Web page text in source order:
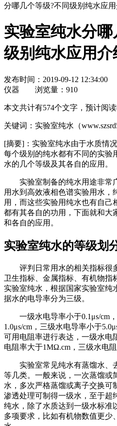
分哪几个等级?不同级别纯水应
实验室纯水分哪
级别纯水应用介
发布时间：2019-09-12 12:34:00
仪器 浏览量： 910
本文共计有574个文字，预计阅
关键词：实验室纯水（
[摘要]： 实验室纯水由于水质情
每个级别的纯水都有不同的实验
水的几个等级及其各自的应用。
实验室制备的纯水用途非常
用水到高效液相色谱实验用水，
用，而这些实验用纯水也有自己
都有其各自的功用，下面就和大
和各自的应用。
实验室纯水的等级划
评判日常用水的相关指标很多
卫生指标、金属指标、有机物指
实验室纯水，根据国家实验室纯
据水的电导率分为三级。
一级水电导率小于0.1μs/cm
1.0μs/cm，三级水电导率小于
可用电阻率进行表达，一级水电
电阻率大于1MΩ.cm，三级水电阻
实验室常见纯水有蒸馏水、
等几类。一般来说，一次蒸馏或
水，多次严格蒸馏或离子交换可
渗透处理可制得一级水，至于超
纯水，除了水质达到一级水标准
多项要求，比如有机物数值更少